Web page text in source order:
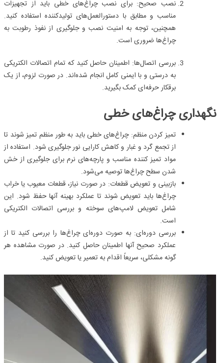
نصب صحیح: برای نصب چراغ‌های خطی باید از تجهیزات
مناسب و مطابق با دستورالعمل‌های تولیدکننده استفاده کنید.
همچنین، توجه به امنیت نصب و جلوگیری از نفوذ رطوبت به
چراغ‌ها ضروری است.
بررسی اتصال‌ها: اطمینان حاصل کنید که تمام اتصالات الکتریکی
به درستی و با ایمنی کامل انجام شده‌اند. در صورت لزوم، از یک
برقکار حرفه‌ای کمک بگیرید.
نگهداری چراغ‌های خطی
تمیز کردن منظم: چراغ‌های خطی باید به طور منظم تمیز شوند تا
از تجمع گرد و غبار و کاهش کارایی نور جلوگیری شود. استفاده از
مواد تمیز کننده مناسب و پارچه‌های نرم برای جلوگیری از خش
شدن سطح چراغ‌ها توصیه می‌شود.
بازبینی و تعویض قطعات: در صورت نیاز، قطعات معیوب یا خراب
چراغ‌ها باید تعویض شوند تا عملکرد بهینه آنها حفظ شود. این
شامل تعویض لامپ‌های سوخته و بررسی اتصالات الکتریکی
است.
بررسی دوره‌ای: به صورت دوره‌ای چراغ‌ها را بررسی کنید تا از
عملکرد صحیح آنها اطمینان حاصل کنید. در صورت مشاهده هر
گونه مشکلی، سریعاً اقدام به تعمیر یا تعویض کنید.